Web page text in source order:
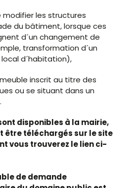
les structures
du bâtiment, lorsque ces
d´un changement de
transformation d´un
d´habitation),
inscrit au titre des
ou se situant dans un
disponibles à la mairie,
être téléchargés sur le site
vous trouverez le lien ci-
de demande